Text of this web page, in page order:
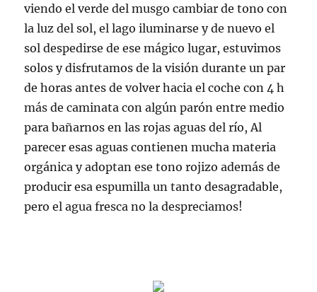
viendo el verde del musgo cambiar de tono con
la luz del sol, el lago iluminarse y de nuevo el
sol despedirse de ese mágico lugar, estuvimos
solos y disfrutamos de la visión durante un par
de horas antes de volver hacia el coche con 4 h
más de caminata con algún parón entre medio
para bañarnos en las rojas aguas delrío, Al
parecer esas aguas contienen mucha materia
orgánica y adoptan ese tono rojizo además de
producir esa espumilla un tanto desagradable,
pero el agua fresca no la despreciamos!